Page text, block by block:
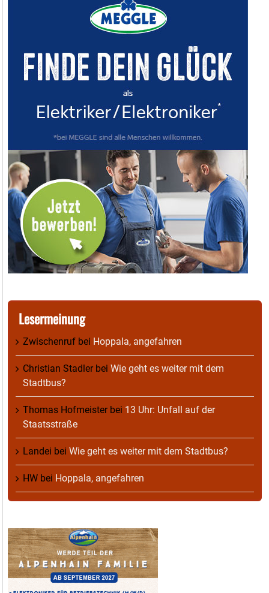
Lesermeinung
Zwischenruf bei Hoppala, angefahren
Christian Stadlerbei Wie geht es weiter mit dem
Stadtbus?
Thomas Hofmeisterbei 13 Uhr: Unfall auf der
Staatsstraße
Landei bei Wie geht es weiter mit dem Stadtbus?
HW bei Hoppala, angefahren